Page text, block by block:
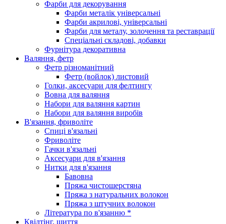
Фарби для декорування
Фарби металік універсальні
Фарби акрилові, універсальні
Фарби для металу, золочення та реставрації
Спеціальні складові, добавки
Фурнітура декоративна
Валяння, фетр
Фетр різноманітний
Фетр (войлок) листовий
Голки, аксесуари для фелтингу
Вовна для валяння
Набори для валяння картин
Набори для валяння виробів
В'язання, фриволіте
Спиці в'язальні
Фриволіте
Гачки в'язальні
Аксесуари для в'язання
Нитки для в'язання
Бавовна
Пряжа чистошерстяна
Пряжа з натуральних волокон
Пряжа з штучних волокон
Література по в'язанню *
Квілтінг, шиття